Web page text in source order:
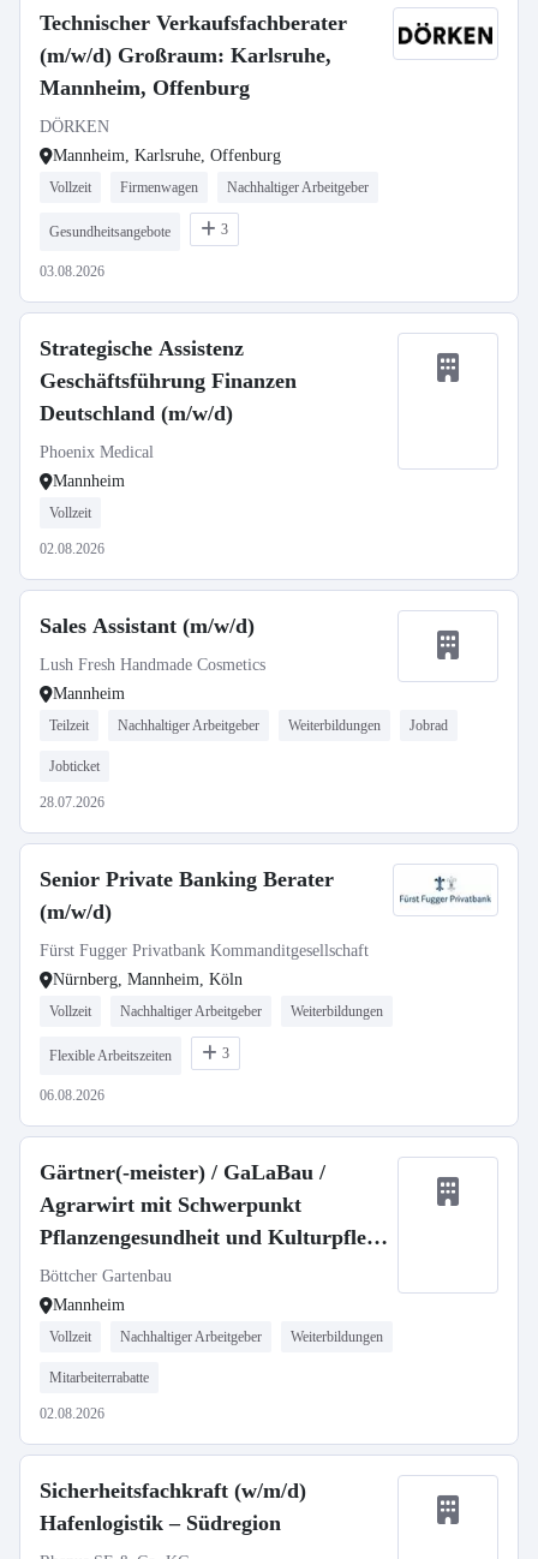
Technischer Verkaufsfachberater
(m/w/d) Großraum: Karlsruhe,
Mannheim, Offenburg
DÖRKEN
Mannheim, Karlsruhe, Offenburg
Vollzeit Firmenwagen Nachhaltiger Arbeitgeber
Gesundheitsangebote 3
03.08.2026
Strategische Assistenz
Geschäftsführung Finanzen
Deutschland (m/w/d)
Phoenix Medical
Mannheim
Vollzeit
02.08.2026
Sales Assistant (m/w/d)
Lush Fresh Handmade Cosmetics
Mannheim
Teilzeit Nachhaltiger Arbeitgeber Weiterbildungen Jobrad
Jobticket
28.07.2026
Senior Private Banking Berater
(m/w/d)
Fürst Fugger Privatbank Kommanditgesellschaft
Nürnberg, Mannheim, Köln
Vollzeit Nachhaltiger Arbeitgeber Weiterbildungen
Flexible Arbeitszeiten 3
06.08.2026
Gärtner(-meister) / GaLaBau /
Agrarwirt mit Schwerpunkt
Pflanzengesundheit und Kulturpflege
(m/w/d)
Böttcher Gartenbau
Mannheim
Vollzeit Nachhaltiger Arbeitgeber Weiterbildungen
Mitarbeiterrabatte
02.08.2026
Sicherheitsfachkraft (w/m/d)
Hafenlogistik – Südregion